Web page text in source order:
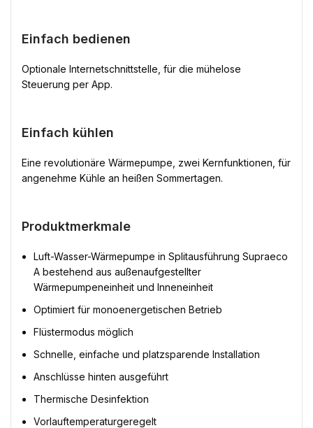
Einfach bedienen
Optionale Internetschnittstelle, für die mühelose
Steuerung per App.
Einfach kühlen
Eine revolutionäre Wärmepumpe, zwei Kernfunktionen, für
angenehme Kühle an heißen Sommertagen.
Produktmerkmale
Luft-Wasser-Wärmepumpe in Splitausführung Supraeco
A bestehend aus außenaufgestellter
Wärmepumpeneinheit und Inneneinheit
Optimiert für monoenergetischen Betrieb
Flüstermodus möglich
Schnelle, einfache und platzsparende Installation
Anschlüsse hinten ausgeführt
Thermische Desinfektion
Vorlauftemperaturgeregelt